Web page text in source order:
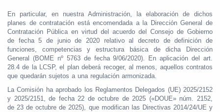
En particular, en nuestra Administración, la elaboración de dichos
planes de contratación está encomendada a la Dirección General de
Contratación Pública en virtud del acuerdo del Consejo de Gobierno
de fecha 5 de junio de 2020 relativo al decreto de definición de
funciones, competencias y estructura básica de dicha Dirección
General (BOME nº 5763 de fecha 9/06/2020). En aplicación del art.
28.4 de la LCSP, el plan deberá recoger, al menos, aquellos contratos
que quedarán sujetos a una regulación armonizada.
La Comisión ha aprobado los Reglamentos Delegados (UE) 2025/2152
y 2025/2151, de fecha 22 de octubre de 2025 («DOUE» núm. 2152,
de 23 de octubre de 2025), que modifican las Directivas 2014/24/UE y